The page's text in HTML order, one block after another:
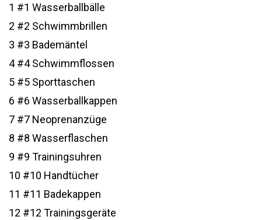
#1 Wasserballbälle
#2 Schwimmbrillen
#3 Bademäntel
#4 Schwimmflossen
#5 Sporttaschen
#6 Wasserballkappen
#7 Neoprenanzüge
#8 Wasserflaschen
#9 Trainingsuhren
10#10 Handtücher
11#11 Badekappen
12#12 Trainingsgeräte